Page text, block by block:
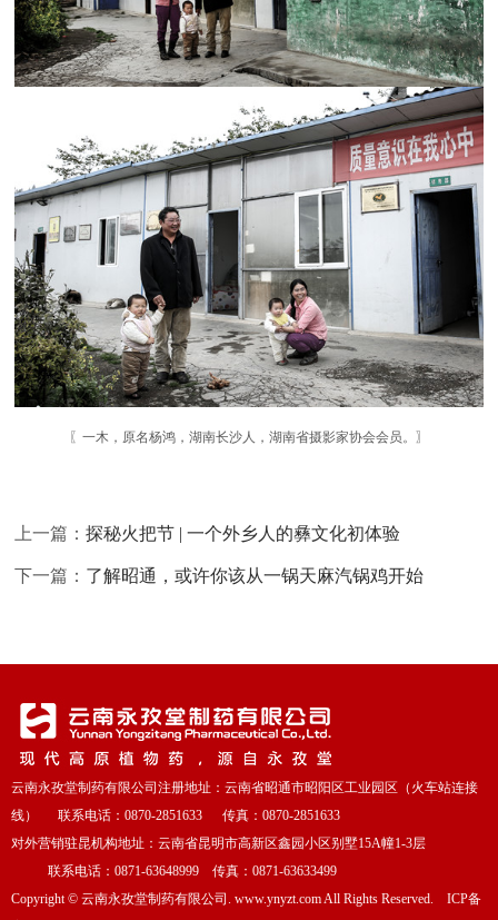
〖一木，原名杨鸿，湖南长沙人，湖南省摄影家协会会员。〗
上一篇：探秘火把节 | 一个外乡人的彝文化初体验
下一篇： 了解昭通，或许你该从一锅天麻汽锅鸡开始
云南永孜堂制药有限公司注册地址：云南省昭通市昭阳区工业园区（火车站连接
线） 联系电话：0870-2851633 传真：0870-2851633
对外营销驻昆机构地址：云南省昆明市高新区鑫园小区别墅15A幢1-3层
联系电话：0871-63648999 传真：0871-63633499
Copyright© 云南永孜堂制药有限公司. www.ynyzt.com All Rights Reserved. ICP备